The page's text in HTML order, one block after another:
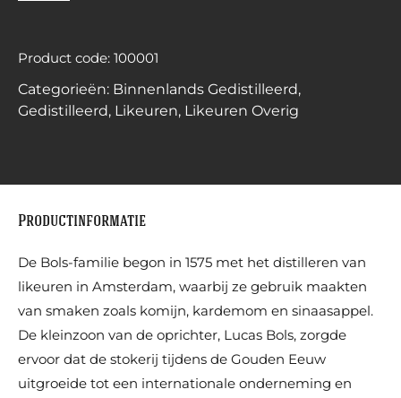
Product code: 100001
Categorieën: Binnenlands Gedistilleerd,
Gedistilleerd, Likeuren, Likeuren Overig
Productinformatie
De Bols-familie begon in 1575 met het distilleren van
likeuren in Amsterdam, waarbij ze gebruik maakten
van smaken zoals komijn, kardemom en sinaasappel.
De kleinzoon van de oprichter, Lucas Bols, zorgde
ervoor dat de stokerij tijdens de Gouden Eeuw
uitgroeide tot een internationale onderneming en